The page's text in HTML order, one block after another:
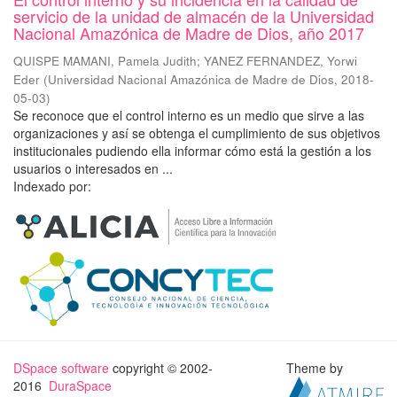
servicio de la unidad de almacén de la Universidad
Nacional Amazónica de Madre de Dios, año 2017
QUISPE MAMANI, Pamela Judith; YANEZ FERNANDEZ, Yorwi
Eder (Universidad Nacional Amazónica de Madre de Dios, 2018-
05-03)
Se reconoce que el control interno es un medio que sirve a las
organizaciones y así se obtenga el cumplimiento de sus objetivos
institucionales pudiendo ella informar cómo está la gestión a los
usuarios o interesados en ...
Indexado por:
DSpace software copyright © 2002-
2016 DuraSpace
Theme by